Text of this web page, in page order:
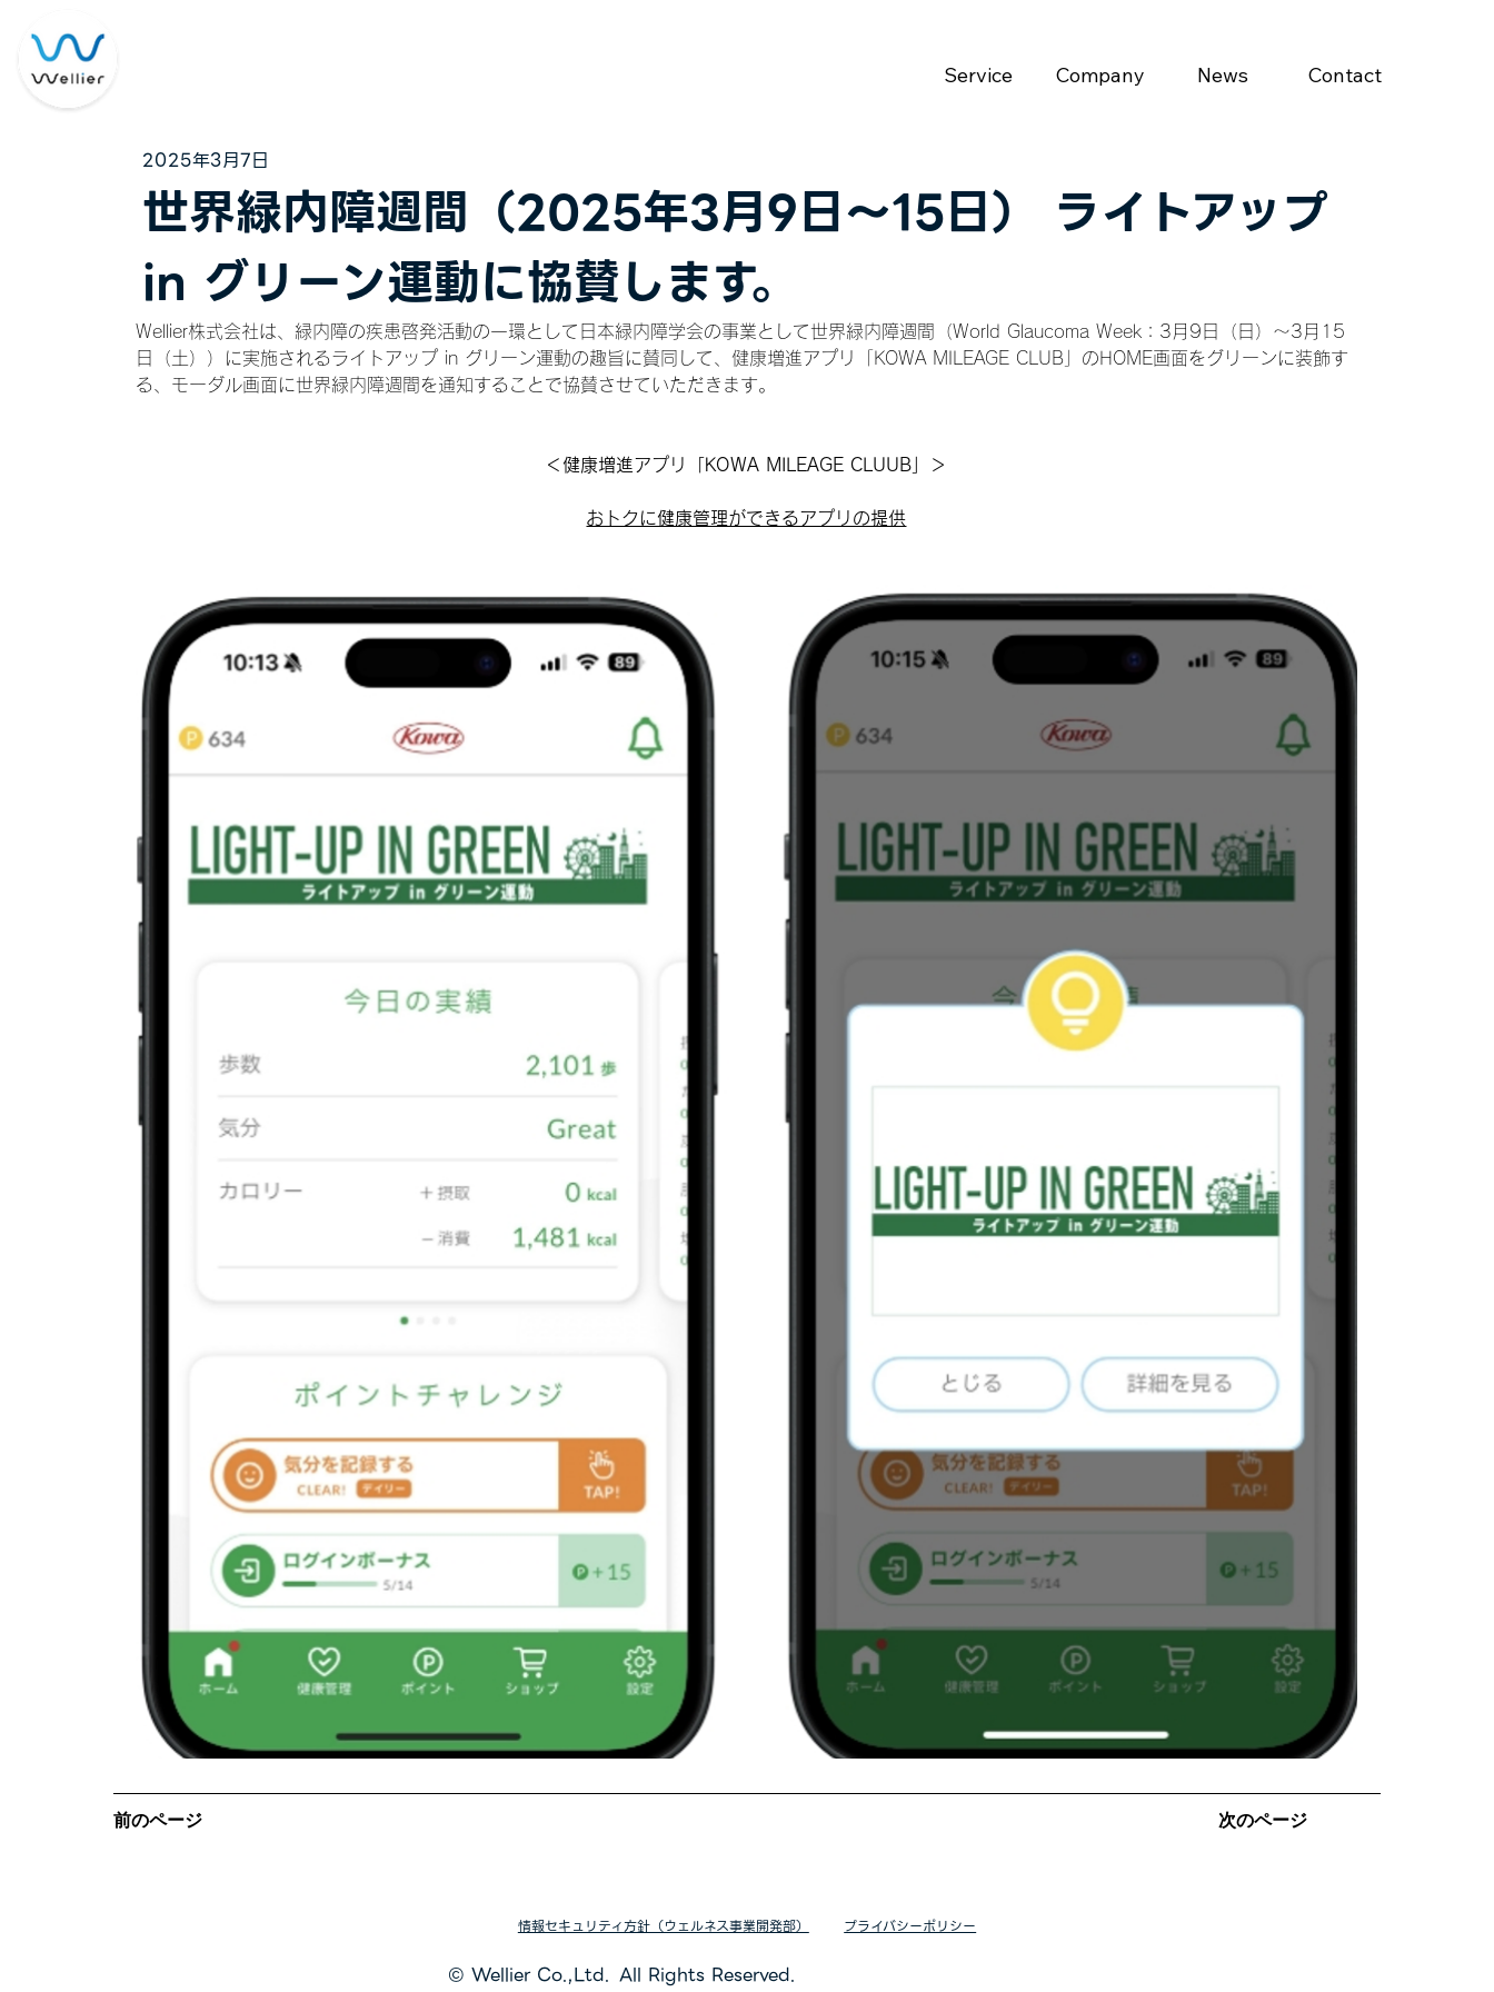
Service Company News Contact
2025年3月7日
世界緑内障週間（2025年3月9日～15日） ライトアップ
in グリーン運動に協賛します。
前のページ 次のページ
Wellier株式会社は、緑内障の疾患啓発活動の一環として日本緑内障学会の事業として世界緑内障週間（World Glaucoma Week：3月9日（日）～3月15
日（土））に実施されるライトアップ in グリーン運動の趣旨に賛同して、健康増進アプリ「KOWA MILEAGE CLUB」のHOME画面をグリーンに装飾す
る、モーダル画面に世界緑内障週間を通知することで協賛させていただきます。
＜健康増進アプリ「KOWA MILEAGE CLUUB」＞
おトクに健康管理ができるアプリの提供
© Wellier Co.,Ltd. All Rights Reserved.
情報セキュリティ方針（ウェルネス事業開発部） プライバシーポリシー